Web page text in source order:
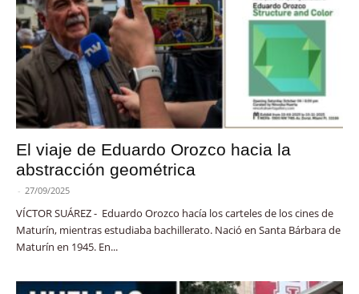
El viaje de Eduardo Orozco hacia la
abstracción geométrica
- 27/09/2025
VÍCTOR SUÁREZ - Eduardo Orozco hacía los carteles de los cines de
Maturín, mientras estudiaba bachillerato. Nació en Santa Bárbara de
Maturín en 1945. En...